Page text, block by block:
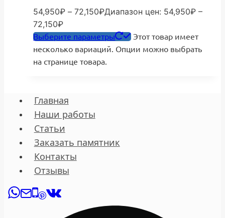
54,950₽ – 72,150₽Диапазон цен: 54,950₽ –
72,150₽
Выберите параметры
Этот товар имеет
несколько вариаций. Опции можно выбрать
на странице товара.
Главная
Наши работы
Статьи
Заказать памятник
Контакты
Отзывы